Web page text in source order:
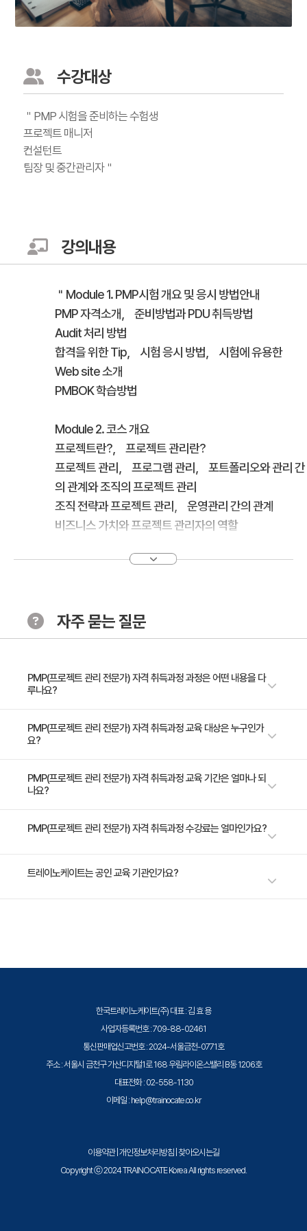
수강대상
＂PMP 시험을 준비하는 수험생
프로젝트 매니저
컨설턴트
팀장 및 중간관리자＂
강의내용
＂Module 1. PMP시험 개요 및 응시 방법안내
PMP 자격소개， 준비방법과 PDU 취득방법
Audit 처리 방법
합격을 위한 Tip， 시험 응시 방법， 시험에 유용한
Web site 소개
PMBOK 학습방법
Module 2. 코스 개요
프로젝트란?， 프로젝트 관리란?
프로젝트 관리， 프로그램 관리， 포트폴리오와 관리 간
의 관계와 조직의 프로젝트 관리
조직 전략과 프로젝트 관리， 운영관리 간의 관계
비즈니스 가치와 프로젝트 관리자의 역할
Module 3. 조직의 영향과 프로젝트 생애주기
프로젝트 팀과 프로젝트 생애주기
착수 프로세스 그룹， 기획 프로세스 그룹， 실행 프로세
스 그룹
프로젝트 헌장 개발 ， 프로젝트 관리 계획 개발
통합 변경 통제 수행， 프로젝트 또는 단계 종료
Module 6. 프로젝트 범위 관리
일정 관리 계획수립， 활동 정의， 활동 순서 배열
일정 개발， 일정 통제
Module 8. 프로젝트 원가 관리
원가 관리 계획수립 및 원가 산정
품질 관리 계획수립 ， 품질 보증 수행， 품질 통제
자주 묻는 질문
PMP(프로젝트 관리 전문가) 자격 취득과정 과정은 어떤 내용을 다
루나요?
＂본 과정은 PMP 자격 시험을 준비하는 수험생들에게 PMP 시험에 필요한
학습 내용을 제공합니다. 시험 응시 방법 및 핵심 포인트를 중심으로 시험에
(Project Management Body of Knowledge)를 학습하므로 프로젝트 관
리에 대한 Global Standard도 배울 수 있습니다. ＂
PMP(프로젝트 관리 전문가) 자격 취득과정 교육 대상은 누구인가
요?
＂PMP 시험을 준비하는 수험생 프로젝트 매니저 컨설턴트 팀장 및 중간관
리자＂
PMP(프로젝트 관리 전문가) 자격 취득과정 교육 기간은 얼마나 되
나요?
5일 과정입니다. 상세 일정은 교육 페이지에서 확인하실 수 있습니다.
PMP(프로젝트 관리 전문가) 자격 취득과정 수강료는 얼마인가요?
수강료는 1,100,000원(VAT 별도)입니다. 고용보험 환급 및 기업 할인 혜택
트레이노케이트는 공인 교육 기관인가요?
한국트레이노케이트(주) 대표 : 김 효 용
사업자등록번호 : 709-88-02461
통신판매업신고번호 : 2024-서울금천-0771호
주소 : 서울시 금천구 가산디지털1로 168 우림라이온스밸리 B동 1206호
대표전화 : 02-558-1130
이메일 : help@trainocate.co.kr
이용약관| 개인정보처리방침 찾아오시는길
Copyright ⓒ 2024 TRAINOCATE Korea All rights reserved.